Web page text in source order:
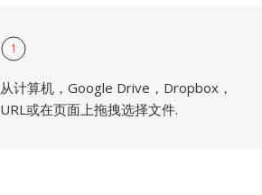
1
从计算机，Google Drive，Dropbox，
URL或在页面上拖拽选择文件.